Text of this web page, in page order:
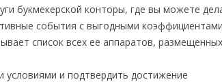
букмекерской конторы, где вы можете
события с выгодными
список всех ее аппаратов,
условиями и подтвердить достижение